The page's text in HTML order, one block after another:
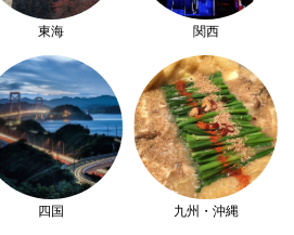
東海 関西
四国 九州・沖縄